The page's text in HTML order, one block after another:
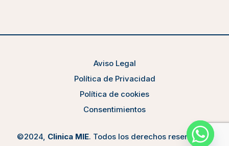
©2024, Clinica MIE. Todos los derechos reservados.
Aviso Legal
Política de Privacidad
Política de cookies
Consentimientos